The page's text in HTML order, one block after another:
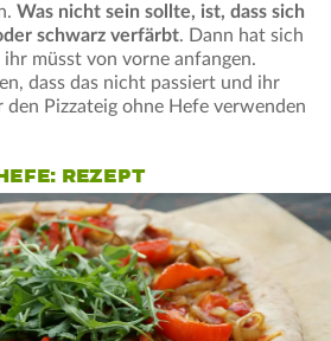
Was nicht sein sollte, ist, dass sich
schwarz verfärbt. Dann hat sich
müsst von vorne anfangen.
dass das nicht passiert und ihr
Pizzateig ohne Hefe verwenden
REZEPT